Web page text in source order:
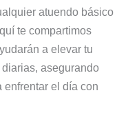
atuendo básico
te compartimos
a elevar tu
asegurando
enfrentar el día con